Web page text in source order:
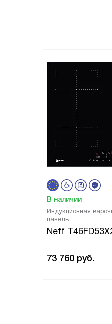
В наличии
Индукционная
панель
Neff
73 760 руб.